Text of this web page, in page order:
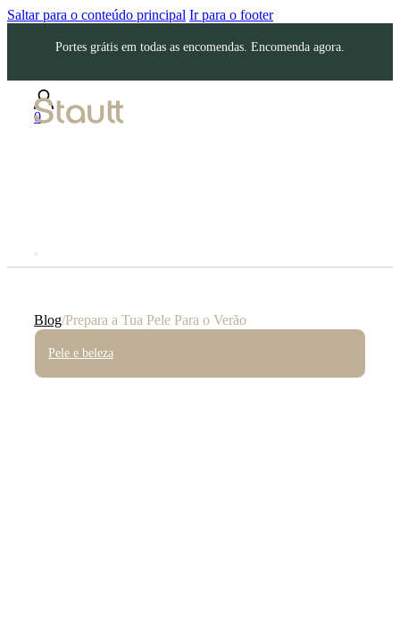
Saltar para o conteúdo principal Ir para o footer
Portes grátis em todas as encomendas. Encomenda agora.
0
Blog/Prepara a Tua Pele Para o Verão
Pele e beleza